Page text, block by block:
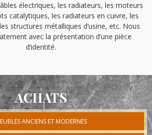
électriques, les radiateurs, les moteurs
catalytiques, les radiateurs en cuivre, les
structures métalliques d’usine, etc. Nous
avec la présentation d’une pièce
d’identité.
ACHATS
ANCIENS ET MODERNES